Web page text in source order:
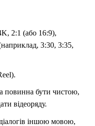
2:1 (або 16:9),
3:30, 3:35,
повинна бути чистою,
відеоряду.
іншою мовою,